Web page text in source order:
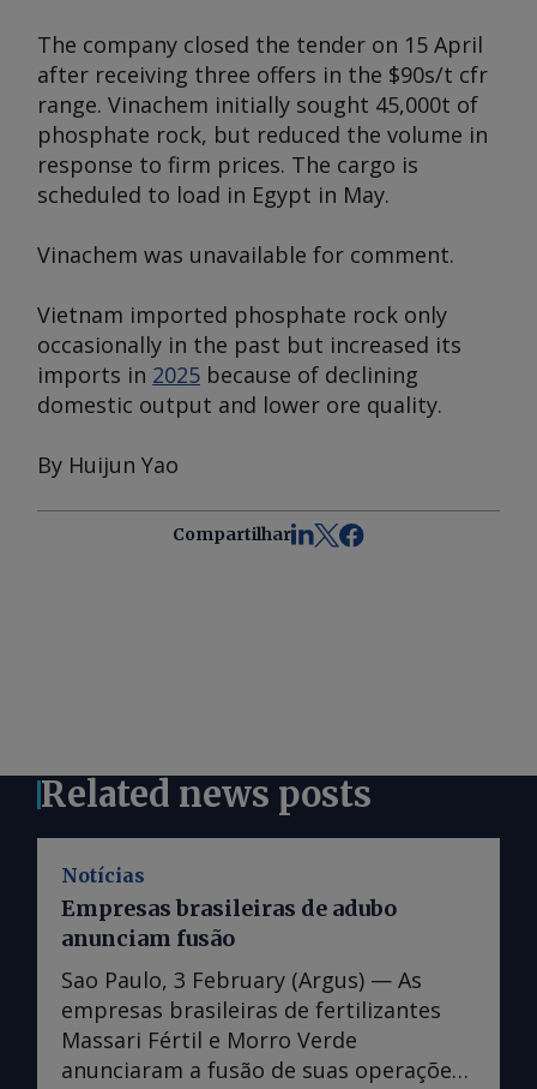
The company closed the tender on 15 April
after receiving three offers in the $90s/t cfr
range. Vinachem initially sought 45,000t of
phosphate rock, but reduced the volume in
response to firm prices. The cargo is
scheduled to load in Egypt in May.
Vinachem was unavailable for comment.
Vietnam imported phosphate rock only
occasionally in the past but increased its
imports in 2025 because of declining
domestic output and lower ore quality.
By Huijun Yao
Compartilhar
Related news posts
Notícias
Empresas brasileiras de adubo
anunciam fusão
Sao Paulo, 3 February (Argus) — As
empresas brasileiras de fertilizantes
Massari Fértil e Morro Verde
anunciaram a fusão de suas operações